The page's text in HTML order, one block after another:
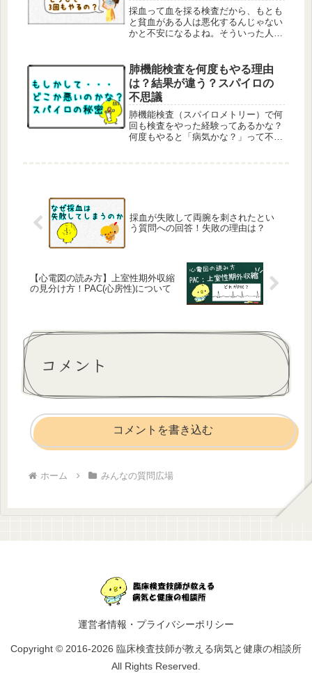
採血って血を採る検査だから、もとも
と貧血がある人は悪化するんじゃない
かと不安になるよね。そういった人か
肺機能検査を何度もやる理由
は？結果が違う？スパイロの
不思議
肺機能検査（スパイロメトリー）で何
回も検査をやった経験ってあるかな？
何度もやると「病気かな？」って不安
採血が失敗して両腕を刺されたとい
う質問への回答！失敗の理由は？
【心電図の読み方】上室性期外収縮
の見分け方！PAC(心房性)について
コメント
コメントを書き込む
ホーム みんなの質問広場
運営者情報・プライバシーポリシー
Copyright © 2016-2026 臨床検査技師が教える病気と健康の相談所
All Rights Reserved.